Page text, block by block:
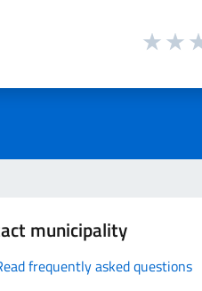
municipality
frequently asked questions